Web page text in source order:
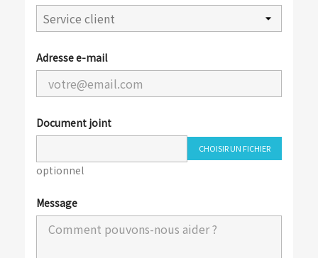
Adresse e-mail
Document joint
CHOISIR UN FICHIER
optionnel
Message